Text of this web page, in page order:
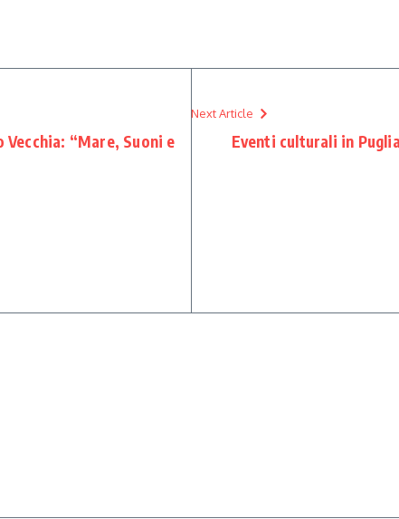
“Mare, Suoni e
Next Article
Eventi culturali in